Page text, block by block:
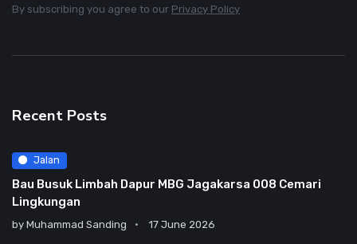
By subscribing you agree to our Privacy Policy
Recent Posts
Jalan
Bau Busuk Limbah Dapur MBG Jagakarsa 008 Cemari
Lingkungan
by Muhammad Sanding 17 June 2026